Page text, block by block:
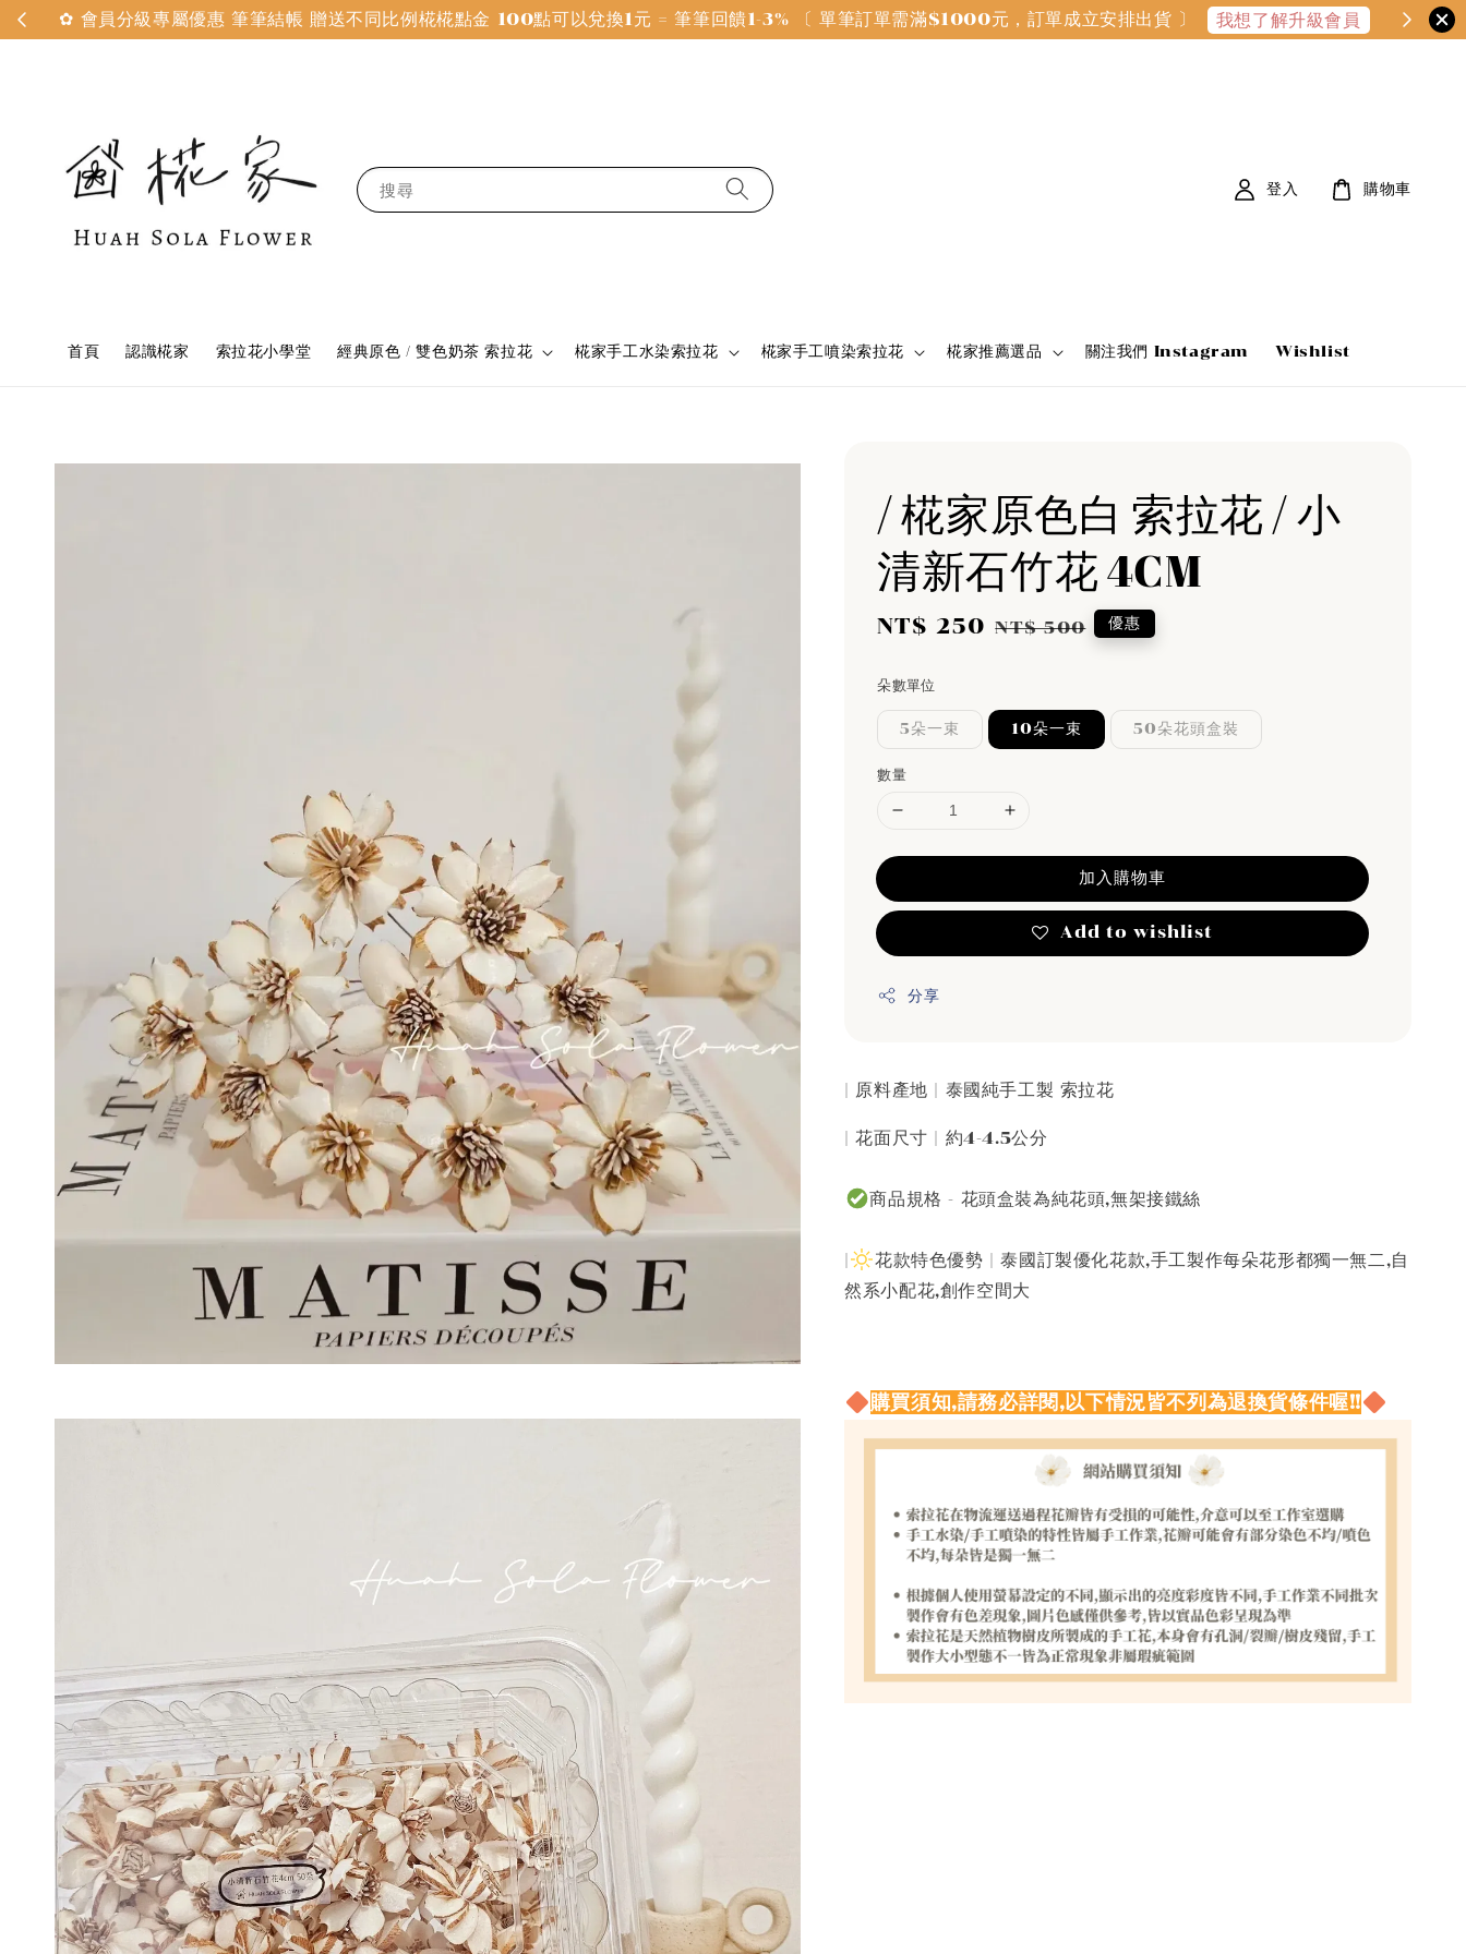
✿ 會員分級專屬優惠 筆筆結帳 贈送不同比例椛椛點金 100點可以兌換1元 = 筆筆回饋1-3% 〔 單筆訂單需滿$1000元，訂單成立安排出貨 〕 我想了解升級會員
搜尋
首頁 認識椛家 索拉花小學堂 經典原色 / 雙色奶茶 索拉花 椛家手工水染索拉花 椛家手工噴染索拉花 椛家推薦選品 關注我們 Instagram Wishlist
登入 購物車
/ 椛家原色白 索拉花 / 小
清新石竹花 4CM
Sale
NT$ 250 Regular
NT$ 500 優惠
朵數單位
5朵一束 10朵一束 50朵花頭盒裝
數量
加入購物車
Add to wishlist
分享
| 原料產地 | 泰國純手工製 索拉花
| 花面尺寸 | 約4-4.5公分
商品規格 - 花頭盒裝為純花頭,無架接鐵絲
|
花款特色優勢 | 泰國訂製優化花款,手工製作每朵花形都獨一無二,自
然系小配花,創作空間大
購買須知,請務必詳閱,以下情況皆不列為退換貨條件喔!!